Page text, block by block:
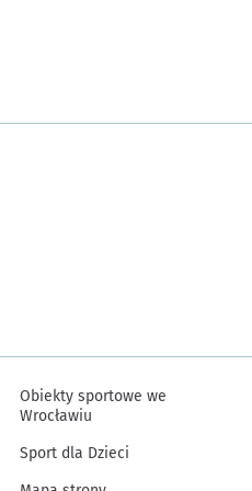
Obiekty sportowe we
Wrocławiu
Sport dla Dzieci